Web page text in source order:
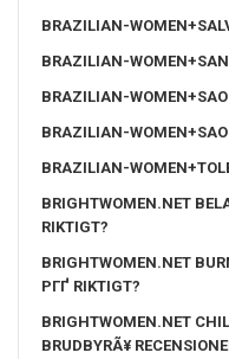
BRAZILIAN-
BRAZILIAN-
BRAZILIAN-
BRAZILIAN-
BRAZILIAN-
BRIGHTWOMEN.NET
RIKTIGT?
BRIGHTWOMEN.NET
PГҐ RIKTIGT?
BRIGHTWOMEN.NET
BRUDBYRÃ¥